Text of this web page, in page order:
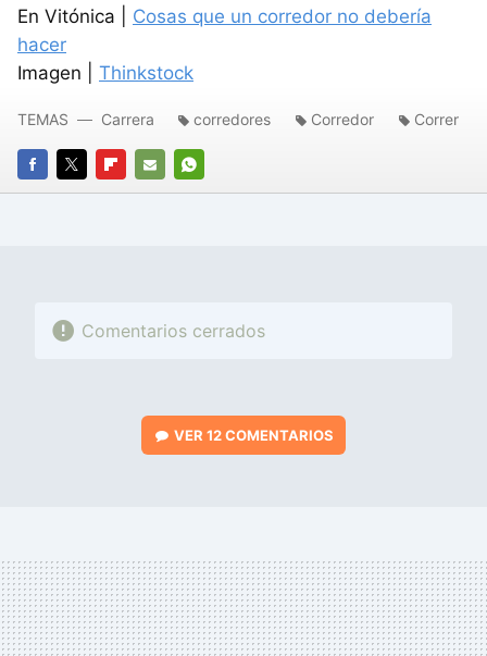
En Vitónica | Cosas que un corredor no debería
hacer
Imagen | Thinkstock
FACEBOOK
TWITTERFLIPBOARD
E-
WHATSAPP
TEMAS Carrera corredores Corredor Correr
Comentarios cerrados
VER12 COMENTARIOS